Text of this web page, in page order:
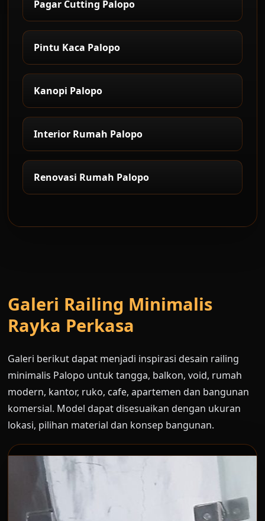
Pagar Cutting Palopo
Pintu Kaca Palopo
Kanopi Palopo
Interior Rumah Palopo
Renovasi Rumah Palopo
Galeri Railing Minimalis
Rayka Perkasa
Galeri berikut dapat menjadi inspirasi desain railing
minimalis Palopo untuk tangga, balkon, void, rumah
modern, kantor, ruko, cafe, apartemen dan bangunan
komersial. Model dapat disesuaikan dengan ukuran
lokasi, pilihan material dan konsep bangunan.